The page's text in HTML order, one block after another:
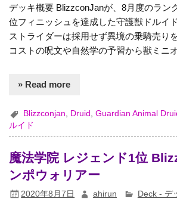
デッキ概要 BlizzconJanが、8月度のラン
位フィニッシュを達成した守護獣ドルイ
ストライダーは採用せず異境の乗騎売り
コストの呪文や自然学の予習から獣ミニ
» Read more
Blizzconjan Druid ,Guardian Animal
ルイド
魔法学院 レジェンド1位
ンポウォリアー
2020年8月7日 ahirun Deck - デ